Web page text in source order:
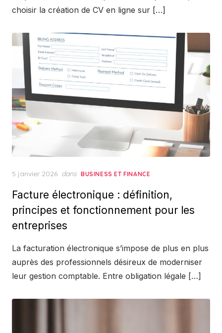
choisir la création de CV en ligne sur […]
Posted
5 janvier 2026 dans BUSINESS ET FINANCE
Facture électronique : définition,
principes et fonctionnement pour les
entreprises
La facturation électronique s’impose de plus en plus
auprès des professionnels désireux de moderniser
leur gestion comptable. Entre obligation légale […]